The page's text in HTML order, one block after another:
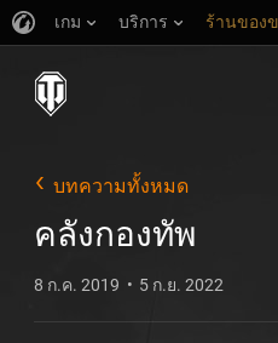
เกม บริการ ร้านของ
บทความทั้งหมด
คลังกองทัพ
8 ก.ค. 2019 5 ก.ย. 2022